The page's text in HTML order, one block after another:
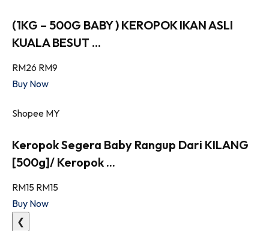
(1KG – 500G BABY ) KEROPOK IKAN ASLI
KUALA BESUT ...
RM26 RM9
Buy Now
Shopee MY
Keropok Segera Baby Rangup Dari KILANG
[500g]/ Keropok ...
RM15 RM15
Buy Now
❮